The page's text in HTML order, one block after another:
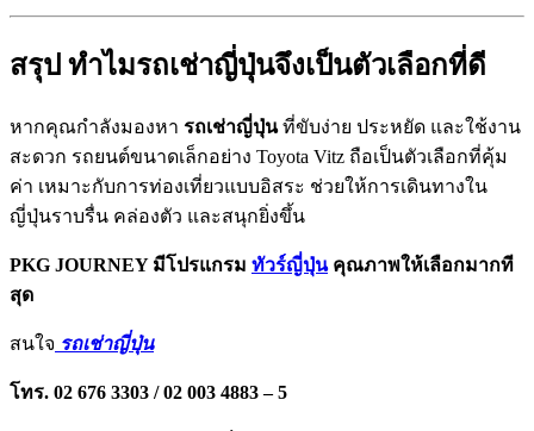
สรุป ทำไมรถเช่าญี่ปุ่นจึงเป็นตัวเลือกที่ดี
หากคุณกำลังมองหา รถเช่าญี่ปุ่นที่ขับง่าย ประหยัด และใช้งาน
สะดวก รถยนต์ขนาดเล็กอย่าง Toyota Vitz ถือเป็นตัวเลือกที่คุ้ม
ค่า เหมาะกับการท่องเที่ยวแบบอิสระ ช่วยให้การเดินทางใน
ญี่ปุ่นราบรื่น คล่องตัว และสนุกยิ่งขึ้น
PKG JOURNEY มีโปรแกรม ทัวร์ญี่ปุ่นคุณภาพให้เลือกมากที
สุด
สนใจ รถเช่าญี่ปุ่น
โทร. 02 676 3303 / 02 003 4883 – 5